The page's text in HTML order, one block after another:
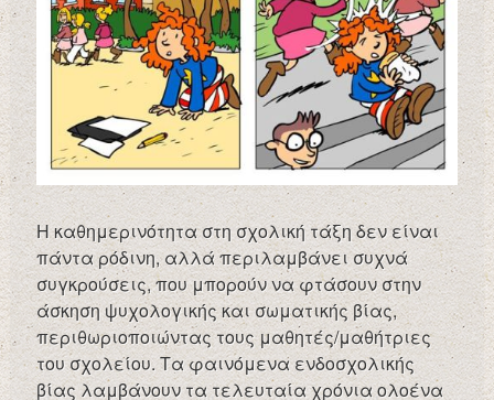
Η καθημερινότητα στη σχολική τάξη δεν είναι
πάντα ρόδινη, αλλά περιλαμβάνει συχνά
συγκρούσεις, που μπορούν να φτάσουν στην
άσκηση ψυχολογικής και σωματικής βίας,
περιθωριοποιώντας τους μαθητές/μαθήτριες
του σχολείου. Τα φαινόμενα ενδοσχολικής
βίας λαμβάνουν τα τελευταία χρόνια ολοένα